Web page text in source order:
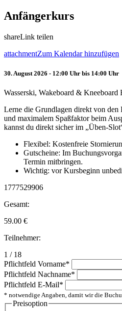
Anfängerkurs
shareLink teilen
attachmentZum Kalendar hinzufügen
30. August 2026 - 12:00 Uhr bis 14:00 Uhr
Wasserski, Wakeboard & Kneeboard
Lerne die Grundlagen direkt von
und maximalem Spaßfaktor beim
kannst du direkt sicher im „Üben-
Flexibel: Kostenfreie
Gutscheine: Im
Termin mitbringen.
Wichtig: vor Kursbeginn
1777529906
Gesamt:
59.00 €
Teilnehmer:
1 / 18
Pflichtfeld Vorname*
Pflichtfeld Nachname*
Pflichtfeld E-Mail*
* notwendige Angaben, damit wir die
Preisoption